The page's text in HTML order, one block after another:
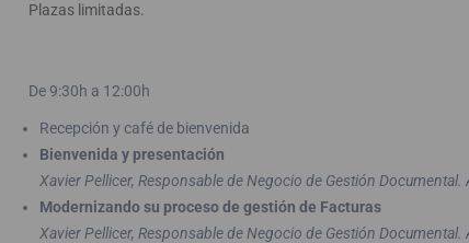
Plazas limitadas.
De 9:30h a 12:00h
Recepción y café de bienvenida
Bienvenida y presentación
Xavier Pellicer, Responsable de Negocio de Gestión Documental.
Modernizando su proceso de gestión de Facturas
Xavier Pellicer, Responsable de Negocio de Gestión Documental.